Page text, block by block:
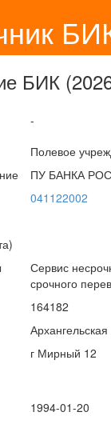
БИК
-
Полевое
ПУ БАНКА
041122002
Сервис
срочного
164182
Архангельская
г Мирный 12
1994-01-20